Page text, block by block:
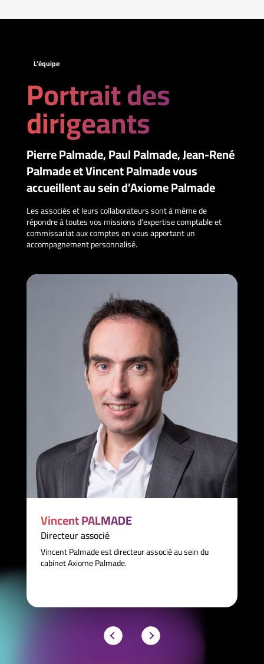
L’équipe
Portrait des
dirigeants
Pierre Palmade, Paul Palmade, Jean-René
Palmade et Vincent Palmade vous
accueillent au sein d’Axiome Palmade
Les associés et leurs collaborateurs sont à même de
répondre à toutes vos missions d’expertise comptable et
commissariat aux comptes en vous apportant un
accompagnement personnalisé.
Vincent PALMADE
Directeur associé
Vincent Palmade est directeur associé au sein du
cabinet Axiome Palmade.